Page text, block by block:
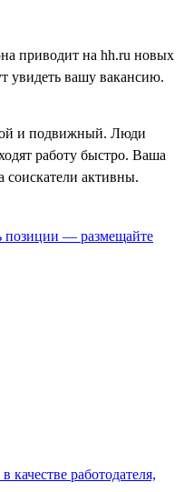
приводит на hh.ru новых
увидеть вашу вакансию.
и подвижный. Люди
работу быстро. Ваша
соискатели активны.
позиции — размещайте